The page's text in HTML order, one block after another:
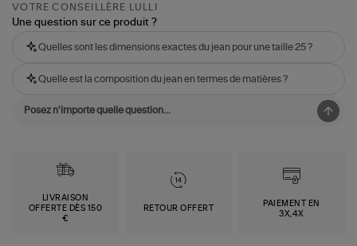
VOTRE CONSEILLÈRE LULLI
Une question sur ce produit ?
Quelles sont les dimensions exactes du jean pour une taille 25 ?
Quelle est la composition du jean en termes de matières ?
LIVRAISON
OFFERTE DÈS 150
€
RETOUR OFFERT
PAIEMENT EN
3X,4X